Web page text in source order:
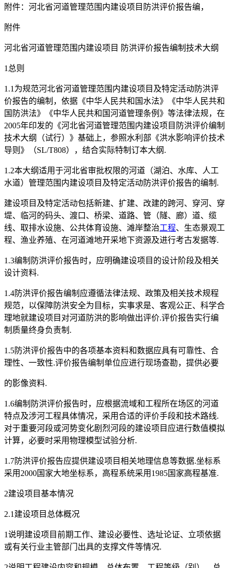
附件：河北省河道管理范围内建设项目防洪评价报告编，
附件
河北省河道管理范围内建设项目 防洪评价报告编制技术大纲
1总则
1.1为规范河北省河道管理范围内建设项目及特定活动防洪评
价报告的编制，依据《中华人民共和国水法》《中华人民共和
国防洪法》《中华人民共和国河道管理条例》等法律法规，在
2005年印发的《河北省河道管理范围内建设项目防洪评价编制
技术大纲（试行）》基础上，参照水利部《洪水影响评价技术
导则》（SL/T808），结合实际特制订本大纲.
1.2本大纲适用于河北省审批权限的河道（湖泊、水库、人工
水道）管理范围内建设项目及特定活动防洪评价报告的编制.
建设项目及特定活动包括新建、扩建、改建的跨河、穿河、穿
堤、临河的码头、渡口、桥梁、道路、管（隧、廊）道、缆
线、取排水设施、公共体育设施、滩岸整治工程、生态景观工
程、渔业养殖、在河道滩地开采地下资源及进行考古发据等.
1.3编制防洪评价报告时，应明确建设项目的设计阶段及相关
设计资料.
1.4防洪评价报告编制应遵循法律法规、政策及相关技术规程
规范，以保障防洪安全为目标，实事求是、客观公正、科学合
理地就建设项目对河道防洪的影响做出评价.评价报告实行编
制质量终身负责制.
1.5防洪评价报告中的各项基本资料和数据应具有可靠性、合
理性、一致性.评价报告编制单位应进行现场查勘，提供必要
的影像资料.
1.6编制防洪评价报告时，应根据流域和工程所在场区的河道
特点及涉河工程具体情况，采用合适的评价手段和技术路线.
对于重要河段或河势变化剧烈河段的建设项目应进行数值模拟
计算，必要时采用物理模型试验分析.
1.7防洪评价报告应提供建设项目相关地理信息等数据.坐标系
采用2000国家大地坐标系，高程系统采用1985国家高程基准.
2建设项目基本情况
2.1建设项目总体概况
1说明建设项目前期工作、建设必要性、选址论证、立项依据
或有关行业主管部门出具的支撑文件等情况.